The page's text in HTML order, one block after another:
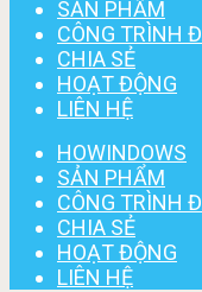
SẢN PHẨM
CÔNG TRÌNH
CHIA SẺ
HOẠT ĐỘNG
LIÊN HỆ
HOWINDOWS
SẢN PHẨM
CÔNG TRÌNH
CHIA SẺ
HOẠT ĐỘNG
LIÊN HỆ